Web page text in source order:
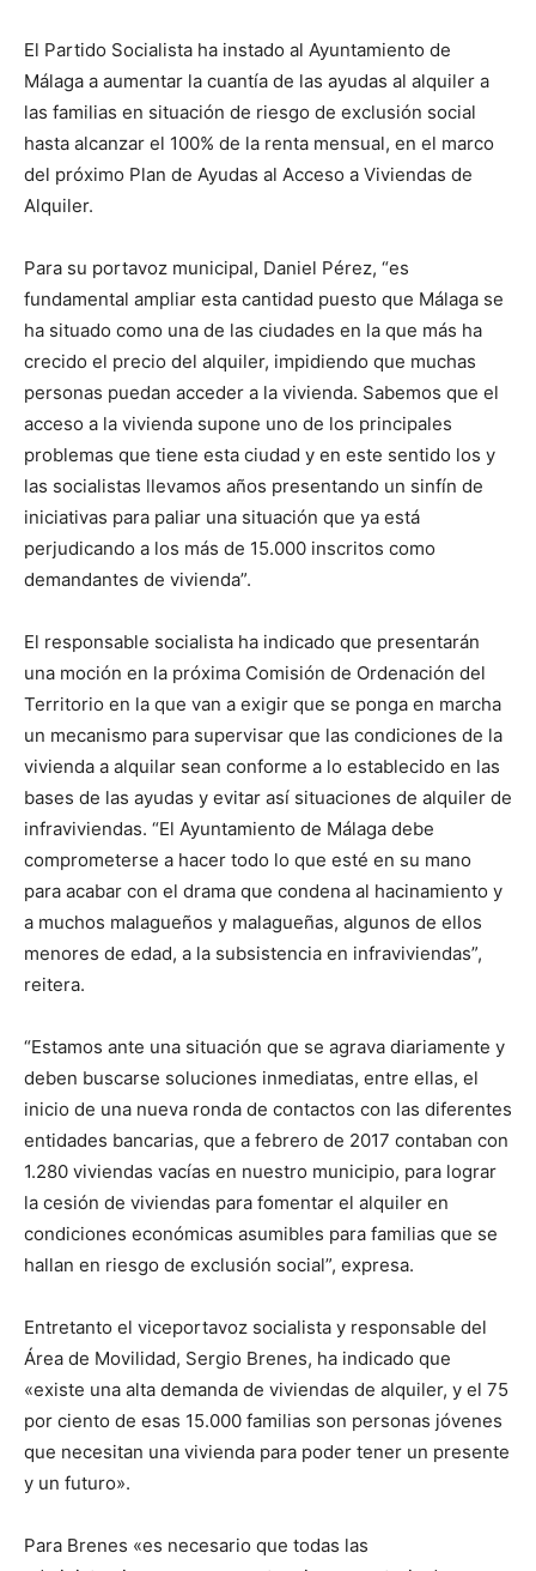
El Partido Socialista ha instado al Ayuntamiento de
Málaga a aumentar la cuantía de las ayudas al alquiler a
las familias en situación de riesgo de exclusión social
hasta alcanzar el 100% de la renta mensual, en el marco
del próximo Plan de Ayudas al Acceso a Viviendas de
Alquiler.
Para su portavoz municipal, Daniel Pérez, “es
fundamental ampliar esta cantidad puesto que Málaga se
ha situado como una de las ciudades en la que más ha
crecido el precio del alquiler, impidiendo que muchas
personas puedan acceder a la vivienda. Sabemos que el
acceso a la vivienda supone uno de los principales
problemas que tiene esta ciudad y en este sentido los y
las socialistas llevamos años presentando un sinfín de
iniciativas para paliar una situación que ya está
perjudicando a los más de 15.000 inscritos como
demandantes de vivienda”.
El responsable socialista ha indicado que presentarán
una moción en la próxima Comisión de Ordenación del
Territorio en la que van a exigir que se ponga en marcha
un mecanismo para supervisar que las condiciones de la
vivienda a alquilar sean conforme a lo establecido en las
bases de las ayudas y evitar así situaciones de alquiler de
infraviviendas. “El Ayuntamiento de Málaga debe
comprometerse a hacer todo lo que esté en su mano
para acabar con el drama que condena al hacinamiento y
a muchos malagueños y malagueñas, algunos de ellos
menores de edad, a la subsistencia en infraviviendas”,
reitera.
“Estamos ante una situación que se agrava diariamente y
deben buscarse soluciones inmediatas, entre ellas, el
inicio de una nueva ronda de contactos con las diferentes
entidades bancarias, que a febrero de 2017 contaban con
1.280 viviendas vacías en nuestro municipio, para lograr
la cesión de viviendas para fomentar el alquiler en
condiciones económicas asumibles para familias que se
hallan en riesgo de exclusión social”, expresa.
Entretanto el viceportavoz socialista y responsable del
Área de Movilidad, Sergio Brenes, ha indicado que
«existe una alta demanda de viviendas de alquiler, y el 75
por ciento de esas 15.000 familias son personas jóvenes
que necesitan una vivienda para poder tener un presente
y un futuro».
Para Brenes «es necesario que todas las